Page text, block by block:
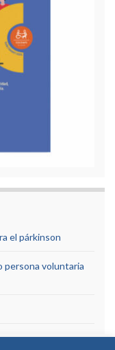
el párkinson
persona voluntaria